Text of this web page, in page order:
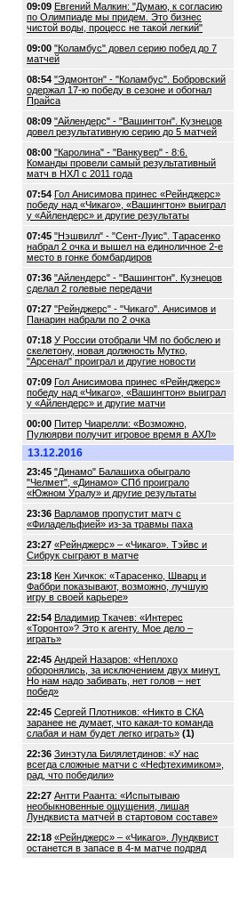
09:09 Евгений Малкин: "Думаю, к согласию
по Олимпиаде мы придем. Это бизнес
чистой воды, процесс не такой легкий"
09:00 "Коламбус" довел серию побед до 7
матчей
08:54 "Эдмонтон" - "Коламбус". Бобровский
одержал 17-ю победу в сезоне и обогнал
Прайса
08:09 "Айлендерс" - "Вашингтон". Кузнецов
довел результативную серию до 5 матчей
08:00 "Каролина" - "Ванкувер" - 8:6.
Команды провели самый результативный
матч в НХЛ с 2011 года
07:54 Гол Анисимова принес «Рейнджерс»
победу над «Чикаго», «Вашингтон» выиграл
у «Айлендерс» и другие результаты
07:45 "Нэшвилл" - "Сент-Луис". Тарасенко
набрал 2 очка и вышел на единоличное 2-е
место в гонке бомбардиров
07:36 "Айлендерс" - "Вашингтон". Кузнецов
сделал 2 голевые передачи
07:27 "Рейнджерс" - "Чикаго". Анисимов и
Панарин набрали по 2 очка
07:18 У России отобрали ЧМ по бобслею и
скелетону, новая должность Мутко,
"Арсенал" проиграл и другие новости
07:09 Гол Анисимова принес «Рейнджерс»
победу над «Чикаго», «Вашингтон» выиграл
у «Айлендерс» и другие матчи
00:00 Питер Чиарелли: «Возможно,
Пулюярви получит игровое время в АХЛ»
13.12.2016
23:45 "Динамо" Балашиха обыграло
"Челмет", «Динамо» СПб проиграло
«Южном Уралу» и другие результаты
23:36 Варламов пропустит матч с
«Филадельфией» из-за травмы паха
23:27 «Рейнджерс» – «Чикаго». Тэйвс и
Сибрук сыграют в матче
23:18 Кен Хичкок: «Тарасенко, Шварц и
Фаббри показывают, возможно, лучшую
игру в своей карьере»
22:54 Владимир Ткачев: «Интерес
«Торонто»? Это к агенту. Мое дело –
играть»
22:45 Андрей Назаров: «Неплохо
оборонялись, за исключением двух минут.
Но нам надо забивать, нет голов – нет
побед»
22:45 Сергей Плотников: «Никто в СКА
заранее не думает, что какая-то команда
слабая и нам будет легко играть» (1)
22:36 Зинэтула Билялетдинов: «У нас
всегда сложные матчи с «Нефтехимиком»,
рад, что победили»
22:27 Антти Раанта: «Испытываю
необыкновенные ощущения, лишая
Лундквиста матчей в стартовом составе»
22:18 «Рейнджерс» – «Чикаго». Лундквист
останется в запасе в 4-м матче подряд